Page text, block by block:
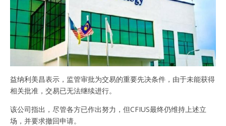
益纳利美昌表示，监管审批为交易的重要先决条件，由于未能获得
相关批准，交易已无法继续进行。
该公司指出，尽管各方已作出努力，但CFIUS最终仍维持上述立
场，并要求撤回申请。